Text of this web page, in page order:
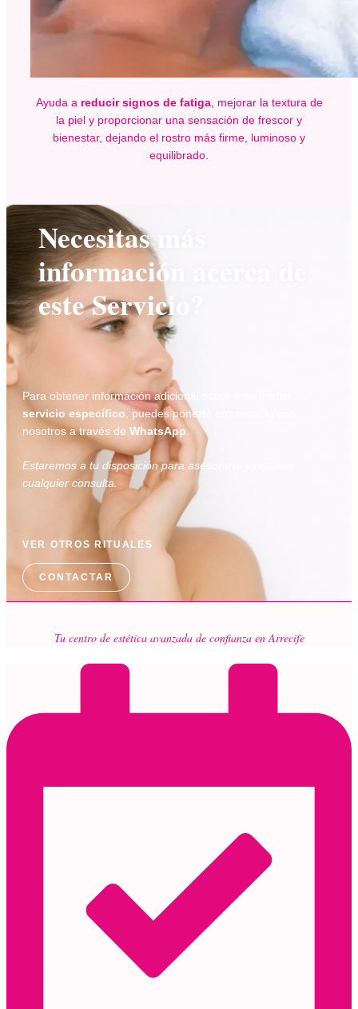
Ayuda a reducir signos de fatiga, mejorar la textura de
la piel y proporcionar una sensación de frescor y
bienestar, dejando el rostro más firme, luminoso y
equilibrado.
Necesitas más
información acerca de
este Servicio?
Para obtener información adicional sobre este u
servicio específico , puedes ponerte en contacto con
nosotros a través de WhatsApp
Estaremos a tu disposición para asesorarte y resolver
cualquier consulta.
VER OTROS RITUALES
CONTACTAR
Tu centro de estética avanzada de confianza en Arrecife